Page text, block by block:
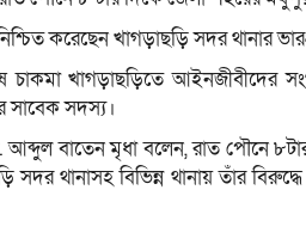
করেছেন খাগড়াছড়ি সদর থানার
খাগড়াছড়িতে আইনজীবীদের
সাবেক সদস্য।
বাতেন মৃধা বলেন, রাত পৌনে
সদর থানাসহ বিভিন্ন থানায় তাঁর